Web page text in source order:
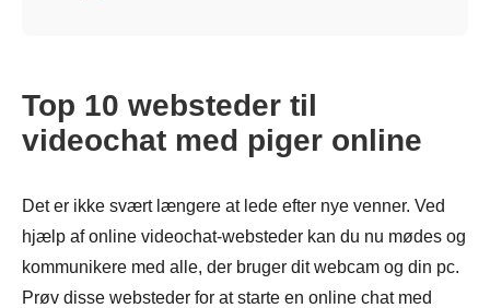
Top 10 websteder til
videochat med piger online
Det er ikke svært længere at lede efter nye venner. Ved
hjælp af online videochat-websteder kan du nu mødes og
kommunikere med alle, der bruger dit webcam og din pc.
Prøv disse websteder for at starte en online chat med